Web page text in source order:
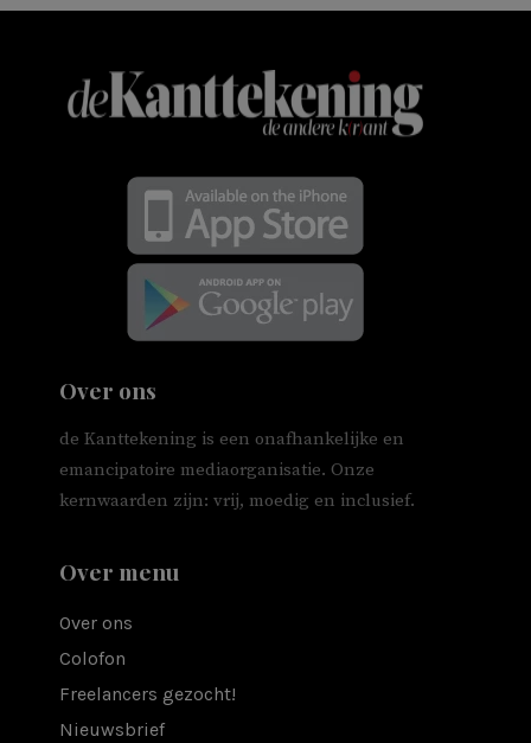
Over ons
de Kanttekening is een onafhankelijke en
emancipatoire mediaorganisatie. Onze
kernwaarden zijn: vrij, moedig en inclusief.
Over menu
Over ons
Colofon
Freelancers gezocht!
Nieuwsbrief